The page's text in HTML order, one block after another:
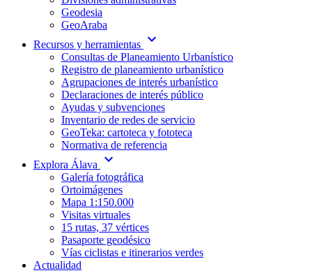
Geodesia
GeoAraba
Recursos y herramientas expand_more
Consultas de Planeamiento Urbanístico
Registro de planeamiento urbanístico
Agrupaciones de interés urbanístico
Declaraciones de interés público
Ayudas y subvenciones
Inventario de redes de servicio
GeoTeka: cartoteca y fototeca
Normativa de referencia
Explora Álava
expand_more
Galería fotográfica
Ortoimágenes
Mapa 1:150.000
Visitas virtuales
15 rutas, 37 vértices
Pasaporte geodésico
Vías ciclistas e itinerarios verdes
Actualidad